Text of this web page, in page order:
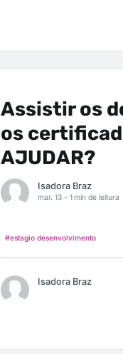
Assistir os
os
AJUDAR?
Isadora Braz
mar. 13 - 1 min de leitura
#estagio desenvolvimento
Isadora Braz